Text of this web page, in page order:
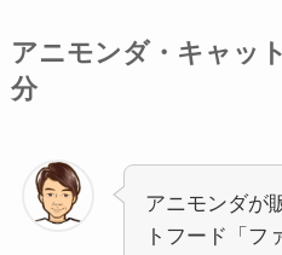
アニモンダ・キャッ
分
アニモンダが
トフード「フ